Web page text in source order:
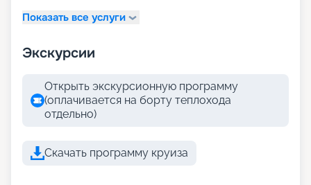
Показать все услуги
Экскурсии
Открыть экскурсионную программу
(оплачивается на борту теплохода
отдельно)
Скачать программу круиза